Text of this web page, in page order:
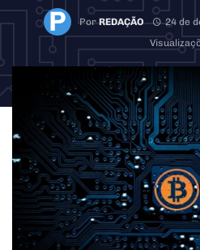
PorREDAÇÃO 24 de